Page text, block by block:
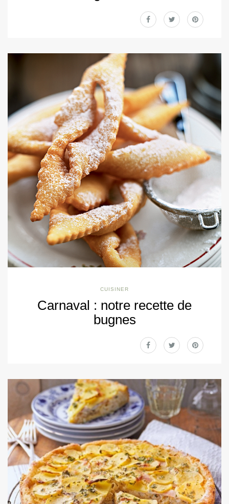
CUISINER
Carnaval : notre recette de
bugnes